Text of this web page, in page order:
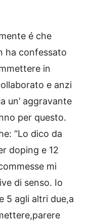
é che
ha confessato
in
e anzi
un’ aggravante
per questo.
“Lo dico da
doping e 12
mi
di senso. Io
5 agli altri due,a